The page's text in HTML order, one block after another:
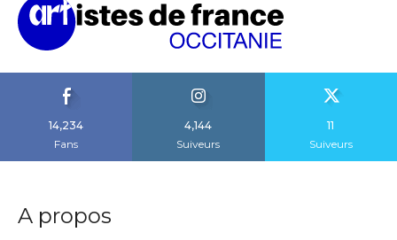
14,234
Fans
4,144
Suiveurs
11
Suiveurs
A propos